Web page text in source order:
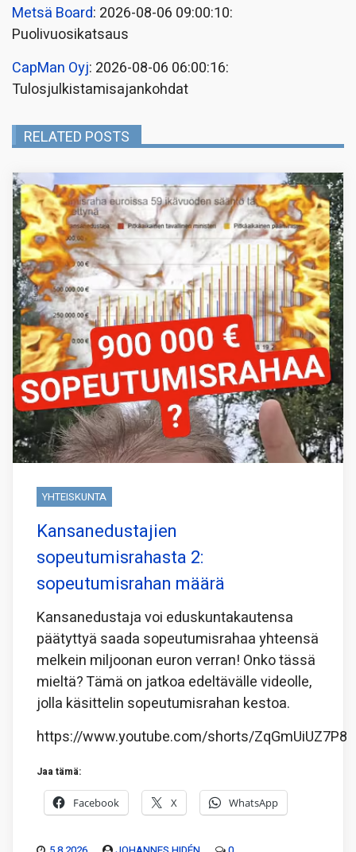
Metsä Board: 2026-08-06 09:00:10:
Puolivuosikatsaus
CapMan Oyj: 2026-08-06 06:00:16:
Tulosjulkistamisajankohdat
RELATED POSTS
YHTEISKUNTA
Kansanedustajien
sopeutumisrahasta 2:
sopeutumisrahan määrä
Kansanedustaja voi eduskuntakautensa
päätyttyä saada sopeutumisrahaa yhteensä
melkein miljoonan euron verran! Onko tässä
mieltä? Tämä on jatkoa edeltävälle videolle,
jolla käsittelin sopeutumisrahan kestoa.
https://www.youtube.com/shorts/ZqGmUiUZ7P8
Jaa tämä:
Facebook X WhatsApp